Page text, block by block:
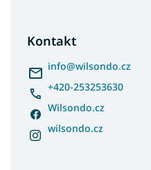
Kontakt
info@wilsondo.cz
+420-253253630
Wilsondo.cz
wilsondo.cz